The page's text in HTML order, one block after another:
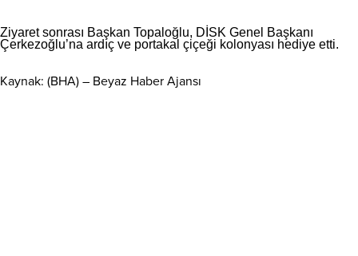
Ziyaret sonrası Başkan Topaloğlu, DİSK Genel Başkanı
Çerkezoğlu’na ardıç ve portakal çiçeği kolonyası hediye etti.
Kaynak: (BHA) – Beyaz Haber Ajansı